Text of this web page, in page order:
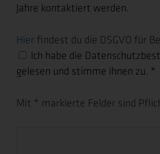
Jahre kontaktiert werden.
Hier findest du die DSGVO für
Ich habe die
gelesen und stimme ihnen zu. *
Mit * markierte Felder sind